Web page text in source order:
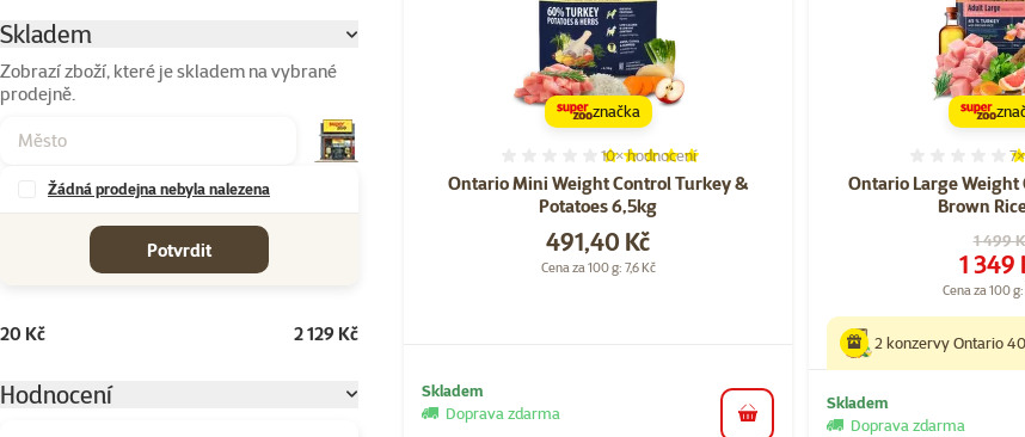
Parametrický filtr
Skladem
Zobrazí zboží, které je skladem na vybrané
prodejně.
Žádná prodejna nebyla nalezena
Potvrdit
20 Kč 2 129 Kč
Hodnocení
Ontario Mini Weight Control Turkey &
Potatoes 6,5kg
Hodnocení 100%, počet hodnocení: 10
10×hodnocení
Cena
491,40 Kč
Cena za 100 g: 7,6 Kč
značka
Skladem
Doprava zdarma
do košíku
Ontario Large Weight
Brown
7×
Původní
1 499
Cena
1 349
Cena za 100 g:
2 konzervy Ontario
Skladem
Doprava zdarma